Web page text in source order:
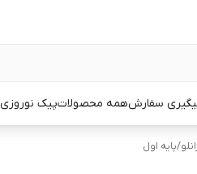
سفارشهمه محصولاتپیک نوروزی
/پایه اول